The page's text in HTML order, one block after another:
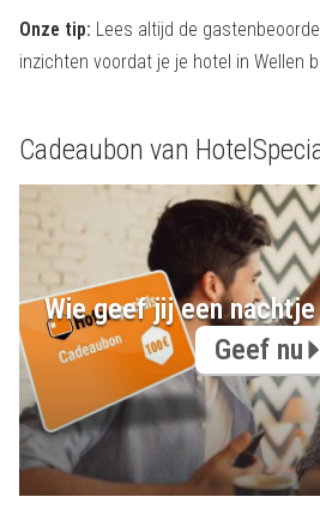
Onze tip: Lees altijd de
inzichten voordat je je hotel in Wellen
Cadeaubon van
Wie geef jij een
Geef nu